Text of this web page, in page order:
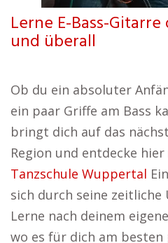
Lerne E-Bass-
und überall
Ob du ein absoluter
ein paar Griffe am Bass
bringt dich auf das
Region und entdecke
Tanzschule Wuppertal
sich durch seine zeitliche
Lerne nach deinem
wo es für dich am